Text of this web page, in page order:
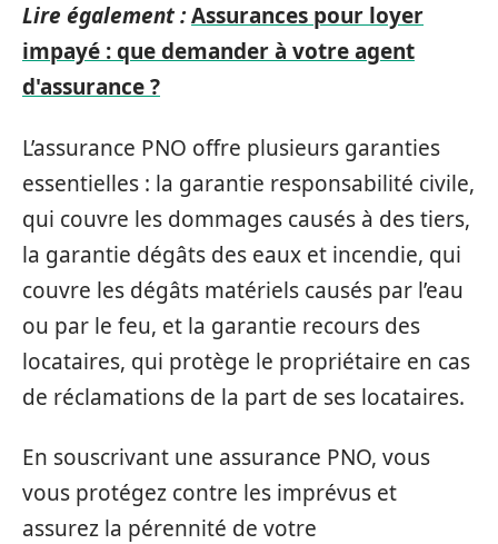
Lire également :Assurances pour loyer
impayé : que demander à votre agent
d'assurance ?
L’assurance PNO offre plusieurs garanties
essentielles : la garantie responsabilité civile,
qui couvre les dommages causés à des tiers,
la garantie dégâts des eaux et incendie, qui
couvre les dégâts matériels causés par l’eau
ou par le feu, et la garantie recours des
locataires, qui protège le propriétaire en cas
de réclamations de la part de ses locataires.
En souscrivant une assurance PNO, vous
vous protégez contre les imprévus et
assurez la pérennité de votre